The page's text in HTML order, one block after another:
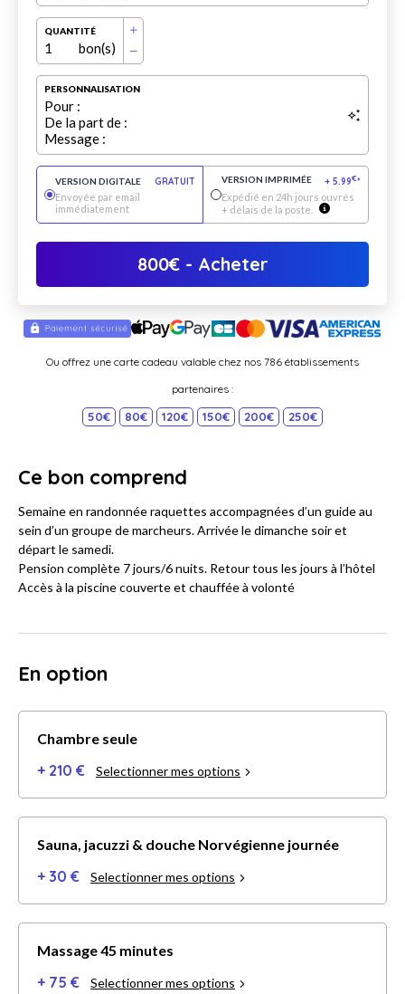
QUANTITÉ
1 bon(s)
PERSONNALISATION
Pour :
De la part de :
Message :
VERSION DIGITALE
GRATUIT
Envoyée par email
immédiatement
VERSION IMPRIMÉE + 5.99€*
Expédié en 24h jours ouvrés
+ délais de la poste.
800€- Acheter
Ou offrez une carte cadeau valable chez nos 786 établissements
partenaires :
50€ 80€ 120€ 150€ 200€ 250€
Ce bon comprend
Semaine en randonnée raquettes accompagnées d’un guide au
sein d’un groupe de marcheurs. Arrivée le dimanche soir et
départ le samedi.
Pension complète 7 jours/6 nuits. Retour tous les jours à l’hôtel
Accès à la piscine couverte et chauffée à volonté
En option
Chambre seule
+ 210 € Selectionner mes options
Sauna, jacuzzi & douche Norvégienne journée
+ 30 € Selectionner mes options
Massage 45 minutes
+ 75 € Selectionner mes options